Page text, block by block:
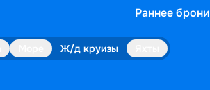
Раннее
Ж/д круизы